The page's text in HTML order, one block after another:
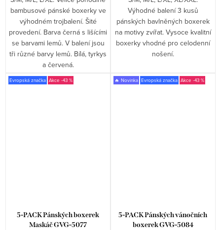
bambusové pánské boxerky ve
výhodném trojbalení. Šité
provedení. Barva černá s lišícími
se barvami lemů. V balení jsou
tři různé barvy lemů. Bílá, tyrkys
a červená.
Výhodné balení 3 kusů
pánských bavlněných boxerek
na motivy zvířat. Vysoce kvalitní
boxerky vhodné pro celodenní
nošení.
Evropská značka -43 %
5-PACK Pánských boxerek
Maskáč GVG-5077
🔥 Novinka Evropská značka -43 %
5-PACK Pánských vánočních
boxerek GVG-5084